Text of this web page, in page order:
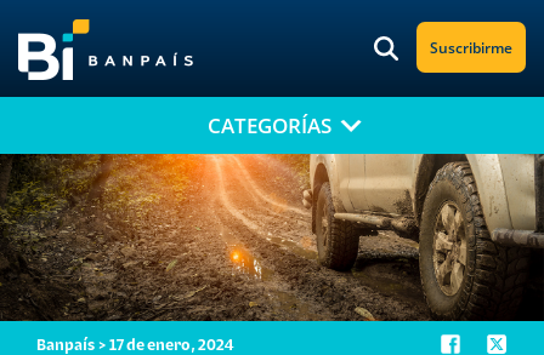
Suscribirme
¡No te pierdas nuestro nuevo contenido!
Suscríbete a nuestro blog y recibe mensualmente en tu correo
electrónico, las noticias más relevantes.
CATEGORÍAS
Banpaís > 17 de enero, 2024